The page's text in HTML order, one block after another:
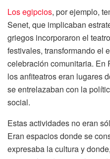
Los egipcios, por ejemplo,
Senet, que implicaban
griegos incorporaron el
festivales, transformando el
celebración comunitaria. En
los anfiteatros eran lugares
se entrelazaban con la
social.
Estas actividades no eran
Eran espacios donde se
expresaba la cultura y